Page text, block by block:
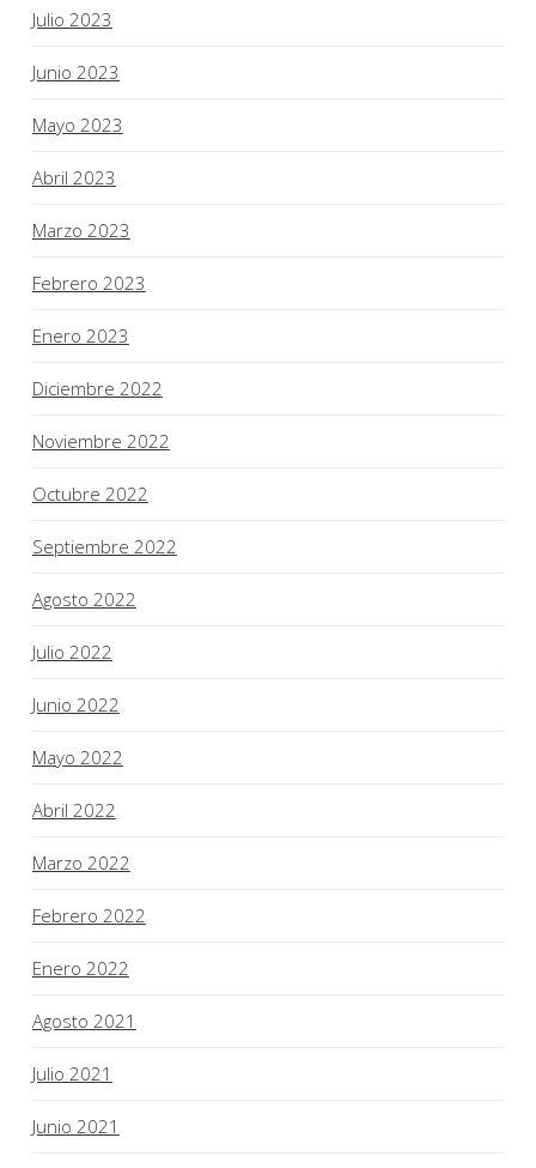
Julio 2023
Junio 2023
Mayo 2023
Abril 2023
Marzo 2023
Febrero 2023
Enero 2023
Diciembre 2022
Noviembre 2022
Octubre 2022
Septiembre 2022
Agosto 2022
Julio 2022
Junio 2022
Mayo 2022
Abril 2022
Marzo 2022
Febrero 2022
Enero 2022
Agosto 2021
Julio 2021
Junio 2021